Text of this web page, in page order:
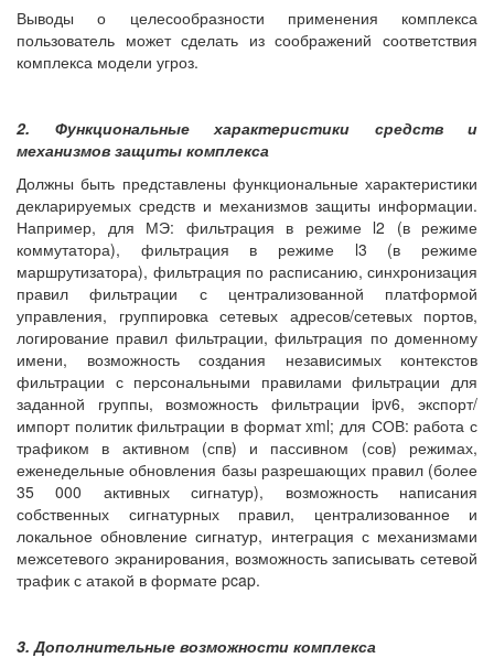
Выводы о целесообразности применения комплекса
пользователь может сделать из соображений соответствия
комплекса модели угроз.
2. Функциональные характеристики средств и
механизмов защиты комплекса
Должны быть представлены функциональные характеристики
декларируемых средств и механизмов защиты информации.
Например, для МЭ: фильтрация в режиме l2 (в режиме
коммутатора), фильтрация в режиме l3 (в режиме
маршрутизатора), фильтрация по расписанию, синхронизация
правил фильтрации с централизованной платформой
управления, группировка сетевых адресов/сетевых портов,
логирование правил фильтрации, фильтрация по доменному
имени, возможность создания независимых контекстов
фильтрации с персональными правилами фильтрации для
заданной группы, возможность фильтрации ipv6, экспорт/
импорт политик фильтрации в формат xml; для СОВ: работа с
трафиком в активном (спв) и пассивном (сов) режимах,
еженедельные обновления базы разрешающих правил (более
35 000 активных сигнатур), возможность написания
собственных сигнатурных правил, централизованное и
локальное обновление сигнатур, интеграция с механизмами
межсетевого экранирования, возможность записывать сетевой
трафик с атакой в формате pcap.
3. Дополнительные возможности комплекса